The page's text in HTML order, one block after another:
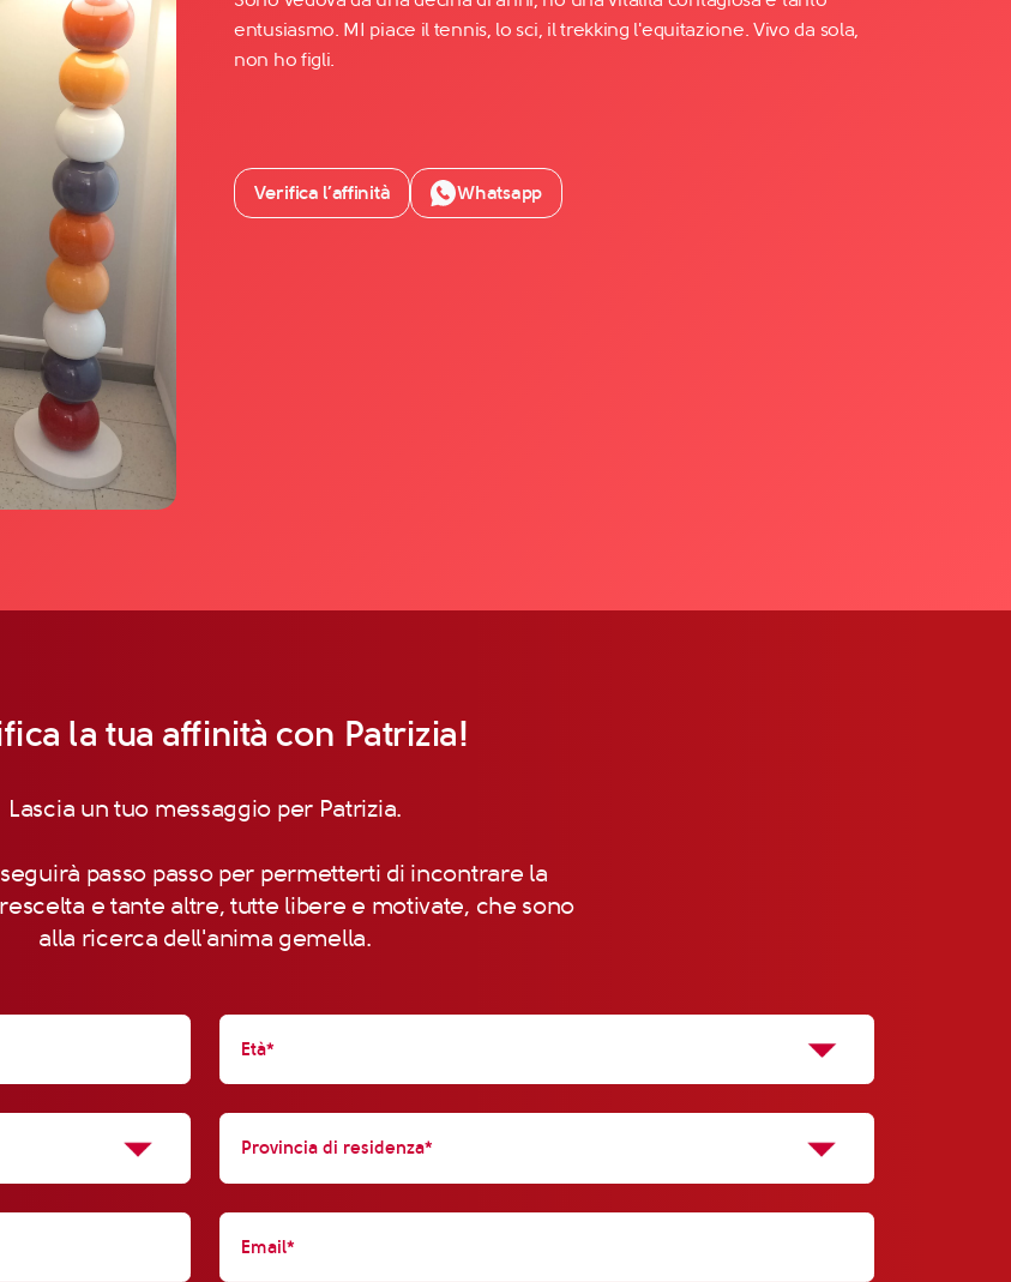
Facebook
TikTok
entusiasmo. MI piace il tennis, lo sci, il trekking l'equitazione. Vivo da sola,
non ho figli.
Verifica l’affinità Whatsapp
la tua affinità con Patrizia!
Lascia un tuo messaggio per Patrizia.
passo passo per permetterti di incontrare la
e tante altre, tutte libere e motivate, che sono
alla ricerca dell'anima gemella.